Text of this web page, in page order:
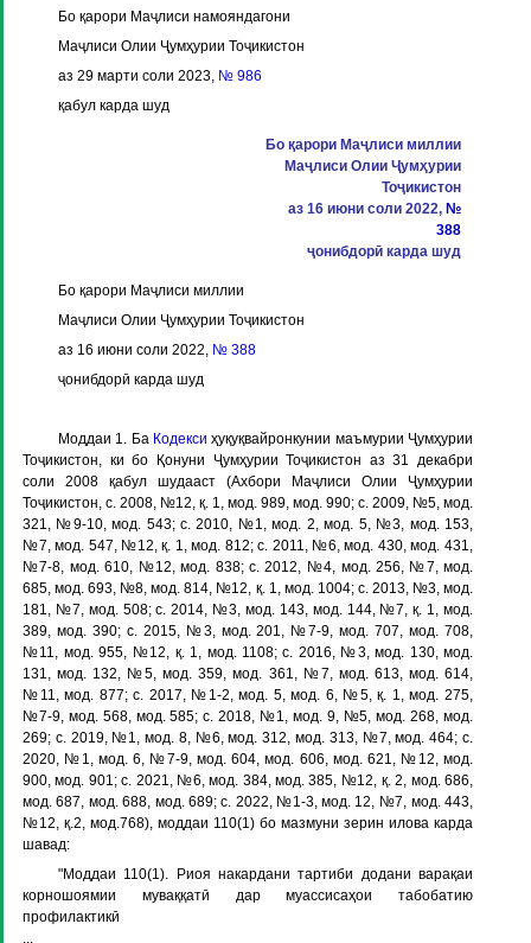
Бо қарори Маҷлиси намояндагони
Маҷлиси Олии Ҷумҳурии Тоҷикистон
аз 29 марти соли 2023, № 986
қабул карда шуд
Бо қарори Маҷлиси миллии
Маҷлиси Олии Ҷумҳурии
Тоҷикистон
аз 16 июни соли 2022, №
388
ҷонибдорӣ карда шуд
Бо қарори Маҷлиси миллии
Маҷлиси Олии Ҷумҳурии Тоҷикистон
аз 16 июни соли 2022, № 388
ҷонибдорӣ карда шуд
Моддаи 1. Ба Кодекси ҳуқуқвайронкунии маъмурии Ҷумҳурии
Тоҷикистон, ки бо Қонуни Ҷумҳурии Тоҷикистон аз 31 декабри
соли 2008 қабул шудааст (Ахбори Маҷлиси Олии Ҷумҳурии
Тоҷикистон, с. 2008, №12, қ. 1, мод. 989, мод. 990; с. 2009, №5, мод.
321, №9-10, мод. 543; с. 2010, №1, мод. 2, мод. 5, №3, мод. 153,
№7, мод. 547, №12, қ. 1, мод. 812; с. 2011, №6, мод. 430, мод. 431,
№7-8, мод. 610, №12, мод. 838; с. 2012, №4, мод. 256, №7, мод.
685, мод. 693, №8, мод. 814, №12, қ. 1, мод. 1004; с. 2013, №3, мод.
181, №7, мод. 508; с. 2014, №3, мод. 143, мод. 144, №7, қ. 1, мод.
389, мод. 390; с. 2015, №3, мод. 201, №7-9, мод. 707, мод. 708,
№11, мод. 955, №12, қ. 1, мод. 1108; с. 2016, №3, мод. 130, мод.
131, мод. 132, №5, мод. 359, мод. 361, №7, мод. 613, мод. 614,
№11, мод. 877; с. 2017, №1-2, мод. 5, мод. 6, №5, қ. 1, мод. 275,
№7-9, мод. 568, мод. 585; с. 2018, №1, мод. 9, №5, мод. 268, мод.
269; с. 2019, №1, мод. 8, №6, мод. 312, мод. 313, №7, мод. 464; с.
2020, №1, мод. 6, №7-9, мод. 604, мод. 606, мод. 621, №12, мод.
900, мод. 901; с. 2021, №6, мод. 384, мод. 385, №12, қ. 2, мод. 686,
мод. 687, мод. 688, мод. 689; с. 2022, №1-3, мод. 12, №7, мод. 443,
№12, қ.2, мод.768), моддаи 110(1) бо мазмуни зерин илова карда
шавад:
"Моддаи 110(1). Риоя накардани тартиби додани варақаи
корношоямии муваққатӣ дар муассисаҳои табобатию
профилактикӣ
...